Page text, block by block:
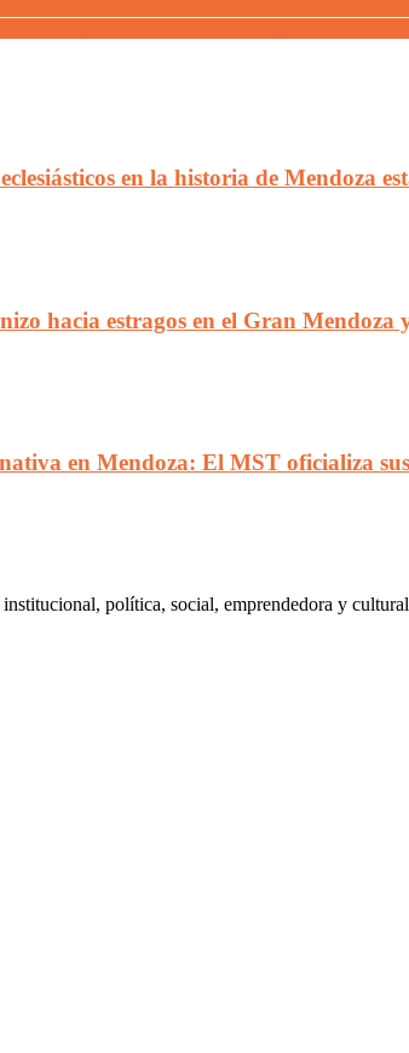
en la historia de Mendoza
hacia estragos en el Gran
en Mendoza: El MST oficializa
política, social, emprendedora y